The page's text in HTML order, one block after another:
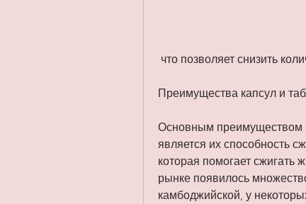
что позволяет снизить
Преимущества капсул и
Основным преимуществом
является их способность
которая помогает сжигать
рынке появилось
камбоджийской, у